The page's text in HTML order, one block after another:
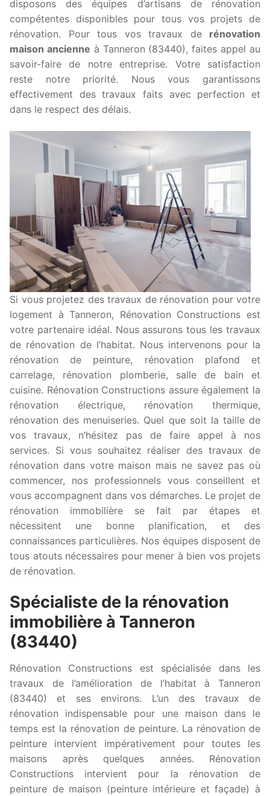
disposons des équipes d’artisans de rénovation
compétentes disponibles pour tous vos projets de
rénovation. Pour tous vos travaux de rénovation
maison ancienne à Tanneron (83440), faites appel au
savoir-faire de notre entreprise. Votre satisfaction
reste notre priorité. Nous vous garantissons
effectivement des travaux faits avec perfection et
dans le respect des délais.
Si vous projetez des travaux de rénovation pour votre
logement à Tanneron, Rénovation Constructions est
votre partenaire idéal. Nous assurons tous les travaux
de rénovation de l’habitat. Nous intervenons pour la
rénovation de peinture, rénovation plafond et
carrelage, rénovation plomberie, salle de bain et
cuisine. Rénovation Constructions assure également la
rénovation électrique, rénovation thermique,
rénovation des menuiseries. Quel que soit la taille de
vos travaux, n’hésitez pas de faire appel à nos
services. Si vous souhaitez réaliser des travaux de
rénovation dans votre maison mais ne savez pas où
commencer, nos professionnels vous conseillent et
vous accompagnent dans vos démarches. Le projet de
rénovation immobilière se fait par étapes et
nécessitent une bonne planification, et des
connaissances particulières. Nos équipes disposent de
tous atouts nécessaires pour mener à bien vos projets
de rénovation.
Spécialiste de la rénovation
immobilière à Tanneron
(83440)
Rénovation Constructions est spécialisée dans les
travaux de l’amélioration de l’habitat à Tanneron
(83440) et ses environs. L’un des travaux de
rénovation indispensable pour une maison dans le
temps est la rénovation de peinture. La rénovation de
peinture intervient impérativement pour toutes les
maisons après quelques années. Rénovation
Constructions intervient pour la rénovation de
peinture de maison (peinture intérieure et façade) à